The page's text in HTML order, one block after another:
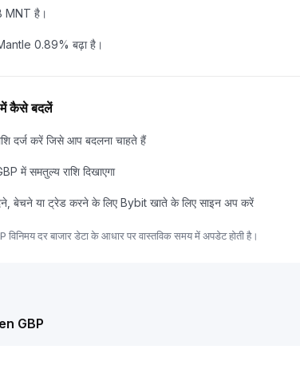
MNT है।
0.89% बढ़ा है।
कैसे बदलें
दर्ज करें जिसे आप बदलना चाहते हैं
में समतुल्य राशि दिखाएगा
बेचने या ट्रेड करने के लिए Bybit खाते के लिए साइन अप करें
दर बाजार डेटा के आधार पर वास्तविक समय में अपडेट होती है।
GBP